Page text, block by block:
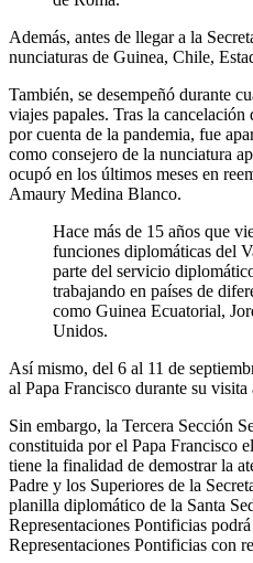
Además, antes de llegar a la
nunciaturas de Guinea, Chile,
También, se desempeñó durante
viajes papales. Tras la
por cuenta de la pandemia, fue
como consejero de la nunciatura
ocupó en los últimos meses en
Amaury Medina Blanco.
Hace más de 15 años que
funciones diplomáticas del
parte del servicio
trabajando en países de
como Guinea Ecuatorial,
Unidos.
Así mismo, del 6 al 11 de
al Papa Francisco durante su
Sin embargo, la Tercera Sección
constituida por el Papa Francisco
tiene la finalidad de demostrar la
Padre y los Superiores de la
planilla diplomático de la Santa
Representaciones Pontificias
Representaciones Pontificias con